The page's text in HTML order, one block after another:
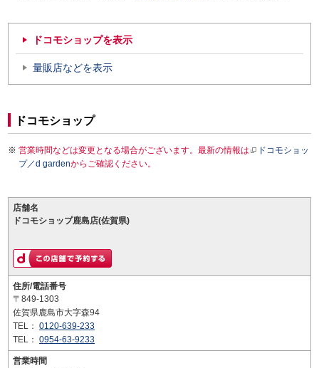
ドコモショップを表示
量販店などを表示
ドコモショップ
営業時間などは変更となる場合がございます。最新の情報は
ドコモショッ
プ／d gardenからご確認ください。
店舗名
ドコモショップ鹿島店(佐賀県)
住所/電話番号
〒849-1303
佐賀県鹿島市大字森94
TEL： 0120-639-233
TEL： 0954-63-9233
営業時間